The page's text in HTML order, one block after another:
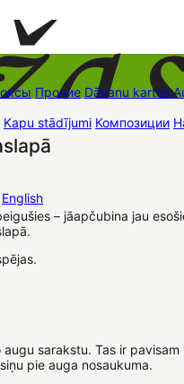
English
Прочие Dāvanu kartes
Kapu stādījumi Композиции
– jāapčubina jau
sarakstu. Tas ir
pie auga nosaukuma.